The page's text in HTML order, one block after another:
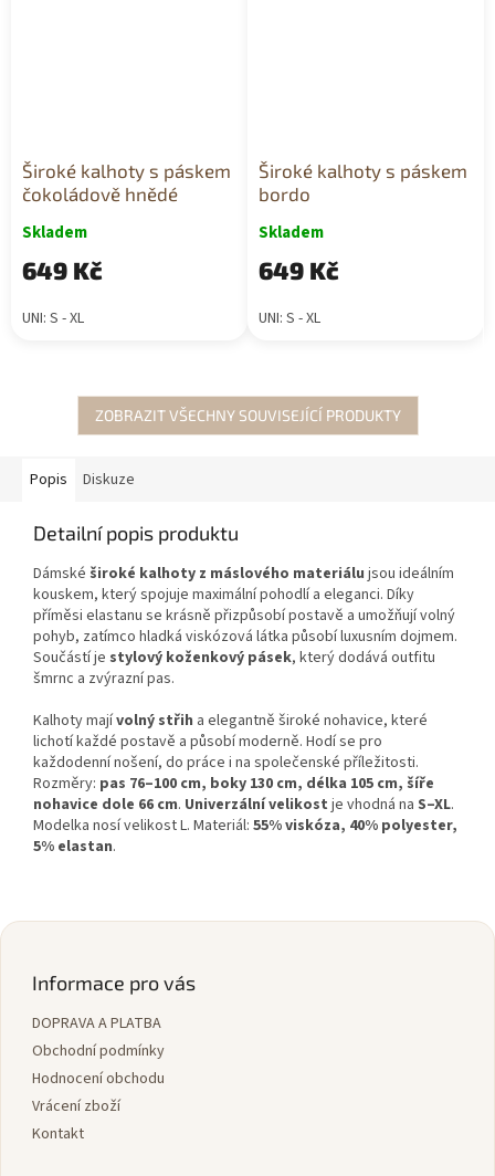
Široké kalhoty s páskem
čokoládově hnědé
Skladem
649 Kč
UNI: S - XL
Široké kalhoty s páskem
bordo
Skladem
649 Kč
UNI: S - XL
ZOBRAZIT VŠECHNY SOUVISEJÍCÍ PRODUKTY
Popis Diskuze
Detailní popis produktu
Dámské široké kalhoty z máslového materiálu jsou ideálním
kouskem, který spojuje maximální pohodlí a eleganci. Díky
příměsi elastanu se krásně přizpůsobí postavě a umožňují volný
pohyb, zatímco hladká viskózová látka působí luxusním dojmem.
Součástí je stylový koženkový pásek, který dodává outfitu
šmrnc a zvýrazní pas.
Kalhoty majívolný střih a elegantně široké nohavice, které
lichotí každé postavě a působí moderně. Hodí se pro
každodenní nošení, do práce i na společenské příležitosti.
Rozměry: pas 76–100 cm, boky 130 cm, délka 105 cm, šíře
nohavice dole 66 cm. Univerzální velikost je vhodná na S–XL.
Modelka nosí velikost L. Materiál: 55% viskóza, 40% polyester,
5% elastan.
Z
Informace pro vás
DOPRAVA A PLATBA
Obchodní podmínky
Hodnocení obchodu
Vrácení zboží
Kontakt